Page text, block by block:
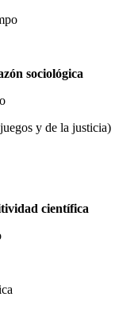
sociológica
y de la justicia)
científica